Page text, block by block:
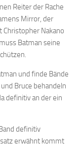
Reiter der Rache
Mirror, der
Nakano
Batman seine
und finde Bände
Bruce behandeln
definitiv an der ein
definitiv
erwähnt kommt